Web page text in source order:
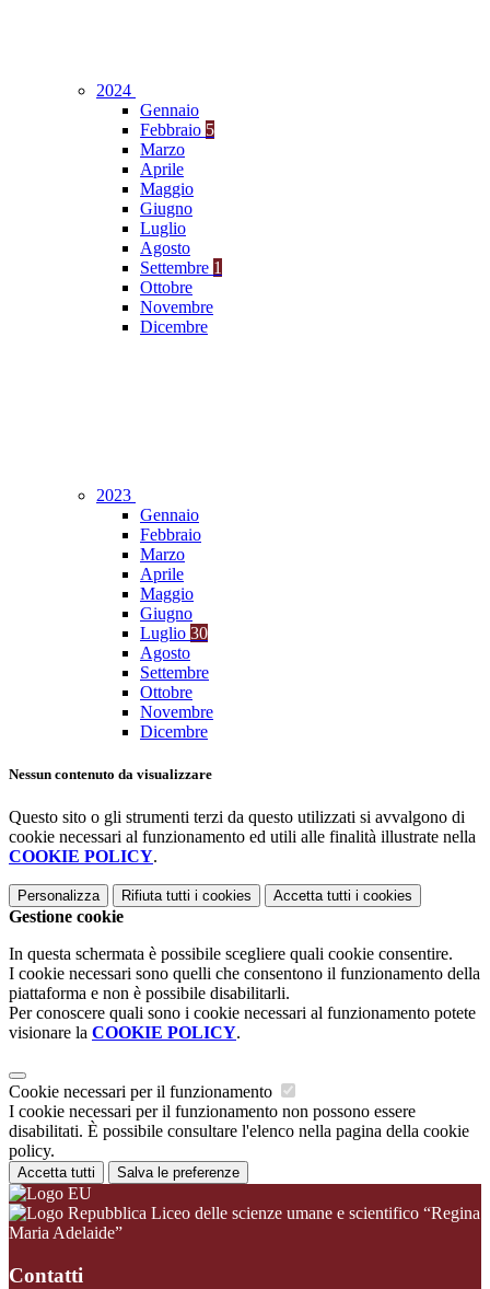
2024
Gennaio
Febbraio 5
Marzo
Aprile
Maggio
Giugno
Luglio
Agosto
Settembre 1
Ottobre
Novembre
Dicembre
2023
Gennaio
Febbraio
Marzo
Aprile
Maggio
Giugno
Luglio 30
Agosto
Settembre
Ottobre
Novembre
Dicembre
Nessun contenuto da visualizzare
Questo sito o gli strumenti terzi da questo utilizzati si avvalgono di
cookie necessari al funzionamento ed utili alle finalità illustrate nella
COOKIE POLICY.
Personalizza Rifiuta tutti i cookies Accetta tutti i cookies
Gestione cookie
In questa schermata è possibile scegliere quali cookie consentire.
I cookie necessari sono quelli che consentono il funzionamento della
piattaforma e non è possibile disabilitarli.
Per conoscere quali sono i cookie necessari al funzionamento potete
visionare la COOKIE POLICY.
Cookie necessari per il funzionamento
I cookie necessari per il funzionamento non possono essere
disabilitati. È possibile consultare l'elenco nella pagina della cookie
policy.
Accetta tutti Salva le preferenze
Liceo delle scienze umane e scientifico “Regina
Maria Adelaide”
Contatti